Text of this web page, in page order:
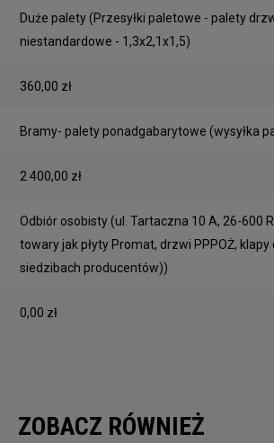
Duże palety(Przesyłki paletowe - palety
niestandardowe - 1,3x2,1x1,5)
360,00 zł
Bramy- palety ponadgabarytowe (wysyłka
2 400,00 zł
Odbiór osobisty(ul. Tartaczna 10 A, 26-600
towary jak płyty Promat, drzwi PPPOŻ,
siedzibach producentów))
0,00 zł
ZOBACZ RÓWNIEŻ